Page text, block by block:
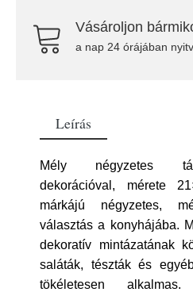
Vásároljon
a nap 24 órájában
Leírás
Mély négyzetes
dekorációval, mérete
márkájú négyzetes,
választás a konyhájába.
dekoratív mintázatának
saláták, tészták és
tökéletesen